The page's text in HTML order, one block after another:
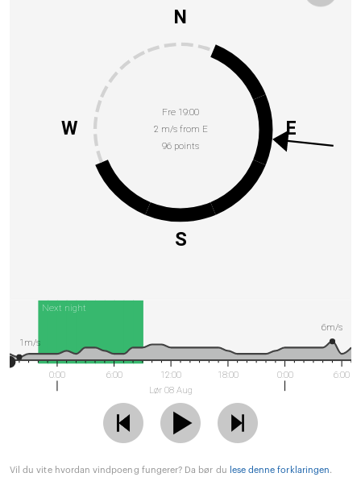
Fre 19:00
2 m/s from E
96 points
N
E
S
W
Next night
0:00 6:00
12:00
Lør 08 Aug
18:00 0:00 6:00
6m/s
1m/s
Vil du vite hvordan vindpoeng fungerer? Da bør du lese denne forklaringen.